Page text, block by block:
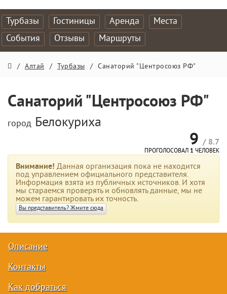
Турбазы Гостиницы Аренда
Места
События
Отзывы Маршруты
/ Алтай / Турбазы / Санаторий "Центросоюз РФ"
Санаторий "Центросоюз РФ"
город Белокуриха
9 / 8.7
ПРОГОЛОСОВАЛ 1 ЧЕЛОВЕК
Внимание! Данная организация пока не находится
под управлением официального представителя.
Информация взята из публичных источников. И хотя
мы стараемся проверять и обновлять данные, мы не
можем гарантировать их точность.
Вы представитель? Жмите сюда
Описание
Контакты
Как добраться